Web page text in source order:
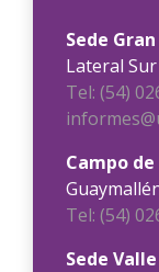
Sede
Lateral
Tel: (54)
Campo
Tel: (54)
Sede